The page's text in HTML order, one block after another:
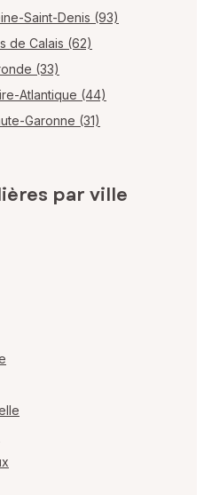
Saint-Denis (93)
de Calais (62)
(33)
Atlantique (44)
Garonne (31)
par ville